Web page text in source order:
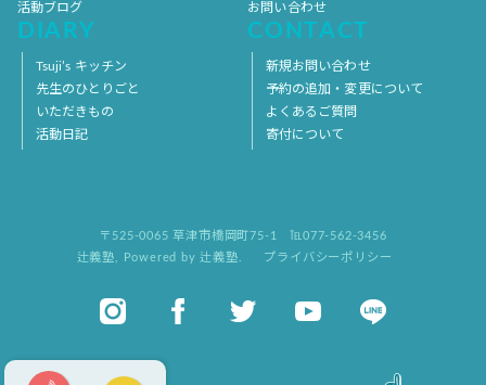
活動ブログ
DIARY
Tsuji’s キッチン
先生のひとりごと
いただきもの
活動日記
お問い合わせ
CONTACT
新規お問い合わせ
予約の追加・変更について
よくあるご質問
寄付について
〒525-0065 草津市橋岡町75-1
℡077-562-3456
辻義塾
Powered by 辻義塾. プライバシーポリシー